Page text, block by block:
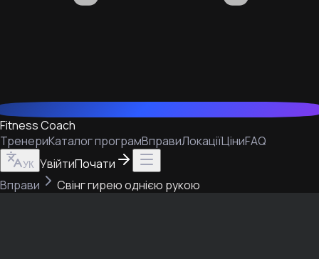
Fitness Coach
ТренериКаталог програмВправиЛокаціїЦіниFAQ
УК УвійтиПочати
Вправи
Свінг гирею однією рукою